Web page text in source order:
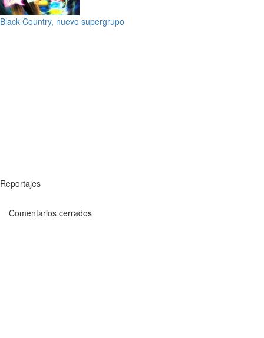
Black Country, nuevo supergrupo
Reportajes
Comentarios cerrados